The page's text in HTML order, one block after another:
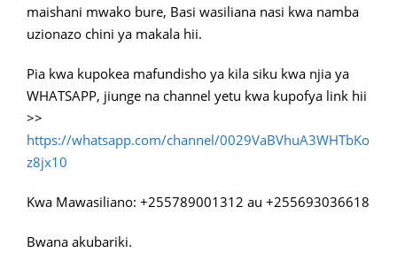
maishani mwako bure, Basi wasiliana nasi kwa namba
uzionazo chini ya makala hii.
Pia kwa kupokea mafundisho ya kila siku kwa njia ya
WHATSAPP, jiunge na channel yetu kwa kupofya link hii
>>
https://whatsapp.com/channel/0029VaBVhuA3WHTbKo
z8jx10
Kwa Mawasiliano: +255789001312 au +255693036618
Bwana akubariki.